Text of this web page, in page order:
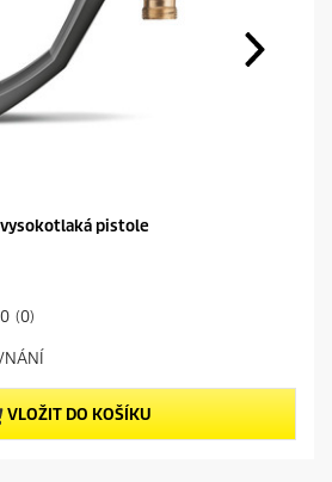
vysokotlaká pistole
(0)
VLOŽIT DO KOŠÍKU